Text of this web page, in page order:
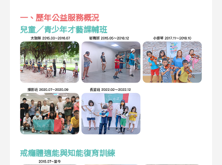
一、歷年公益服務概況
兒童／青少年才藝課輔班
戒癮體適能與知能復育訓練